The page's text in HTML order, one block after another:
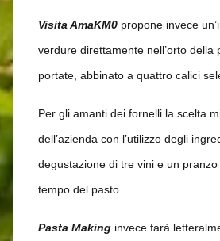
Visita AmaKM0 propone invece
verdure direttamente nell’orto
portate, abbinato a quattro calici
Per gli amanti dei fornelli la scelta
dell’azienda con l’utilizzo degli
degustazione di tre vini e un
tempo del pasto.
Pasta Making invece farà